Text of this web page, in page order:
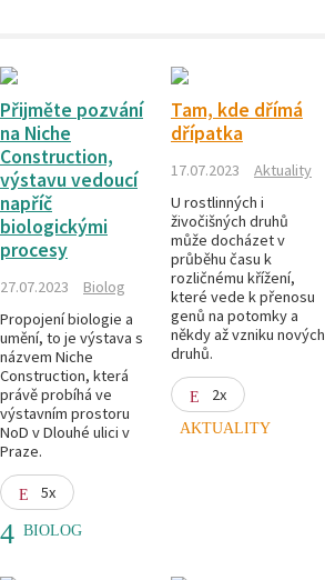
Přijměte pozvání
na Niche
Construction,
výstavu vedoucí
napříč
biologickými
procesy
27.07.2023
Biolog
Propojení biologie a
umění, to je výstava s
názvem Niche
Construction, která
právě probíhá ve
výstavním prostoru
NoD v Dlouhé ulici v
Praze.
5x
BIOLOG
Tam, kde dřímá
dřípatka
17.07.2023
Aktuality
U rostlinných i
živočišných druhů
může docházet v
průběhu času k
rozličnému křížení,
které vede k přenosu
genů na potomky a
někdy až vzniku nových
druhů.
2x
AKTUALITY